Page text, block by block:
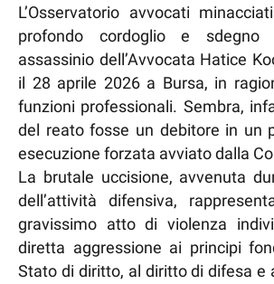
L’Osservatorio avvocati
profondo cordoglio e
assassinio dell’Avvocata Hatice
il 28 aprile 2026 a Bursa, in
funzioni professionali. Sembra,
del reato fosse un debitore in un
esecuzione forzata avviato dalla
La brutale uccisione, avvenuta
dell’attività difensiva,
gravissimo atto di violenza
diretta aggressione ai principi
Stato di diritto, al diritto di difesa e